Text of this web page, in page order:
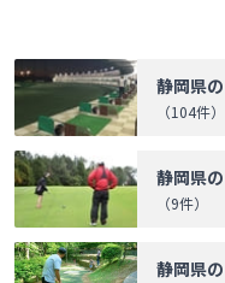
静岡県の
（104件）
静岡県の
（9件）
静岡県の